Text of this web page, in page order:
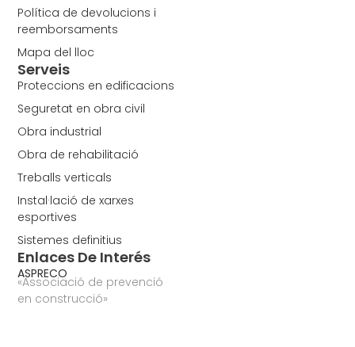
Política de devolucions i
reemborsaments
Mapa del lloc
Serveis
Proteccions en edificacions
Seguretat en obra civil
Obra industrial
Obra de rehabilitació
Treballs verticals
Instal·lació de xarxes
esportives
Sistemes definitius
Enlaces De Interés
ASPRECO
«Associació de prevenció
en construcció»